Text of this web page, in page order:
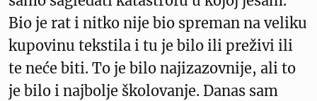
Bio je rat i nitko nije bio spreman na veliku
kupovinu tekstila i tu je bilo ili preživi ili
te neće biti. To je bilo najizazovnije, ali to
je bilo i najbolje školovanje. Danas sam